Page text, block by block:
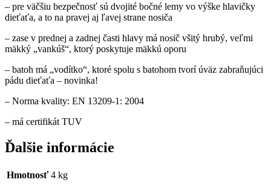
– pre väčšiu bezpečnosť sú dvojité bočné lemy vo výške hlavičky
dieťaťa, a to na pravej aj ľavej strane nosiča
– zase v prednej a zadnej časti hlavy má nosič všitý hrubý, veľmi
mäkký „vankúš“, ktorý poskytuje mäkkú oporu
– batoh má „vodítko“, ktoré spolu s batohom tvorí úväz zabraňujúci
pádu dieťaťa – novinka!
– Norma kvality: EN 13209-1: 2004
– má certifikát TUV
Ďalšie informácie
Hmotnosť 4 kg